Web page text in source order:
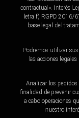
contractual». Interés
letra f) RGPD 2016/
base legal del
Podremos utilizar
las acciones
Analizar los pedidos
finalidad de prevenir
a cabo operaciones
nuestro